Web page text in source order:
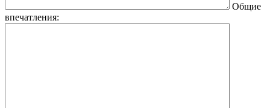
Общие
впечатления: